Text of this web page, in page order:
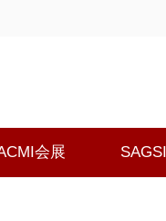
会展 SAGSI